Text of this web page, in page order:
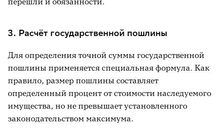
3. Расчёт государственной пошлины
Для определения точной суммы государственной
пошлины применяется специальная формула. Как
правило, размер пошлины составляет
определенный процент от стоимости наследуемого
имущества, но не превышает установленного
законодательством максимума.